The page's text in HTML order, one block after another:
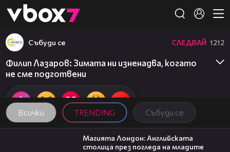
👾
Всички TRENDING Събуди се
Събуди се СЛЕДВАЙ 1212
Филип Лазаров: Зимата ни изненадва, когато
не сме подготвени
05:03
Магията Лондон: Английската
столица през погледа на младите